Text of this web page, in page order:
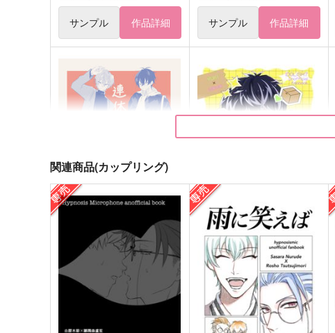
サンプル 作品詳細 サンプル 作品詳細
連休、ふたりぶん。
ますかれ～ど
787円（税込）
西園練牙×叢雲添
実家のダンボールが地雷だっ
た件
マルッとぴこまる
787円 （税込）
千×百
関連商品(カップリング)